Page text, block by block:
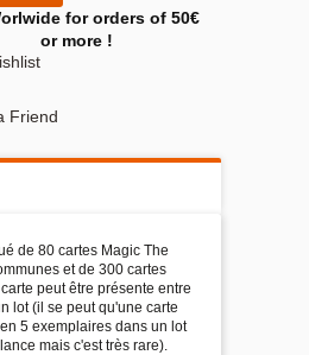
for orders of 50€
or more !
Friend
de 80 cartes Magic The
et de 300 cartes
peut être présente entre
lot (il se peut qu'une carte
5 exemplaires dans un lot
mais c'est très rare).